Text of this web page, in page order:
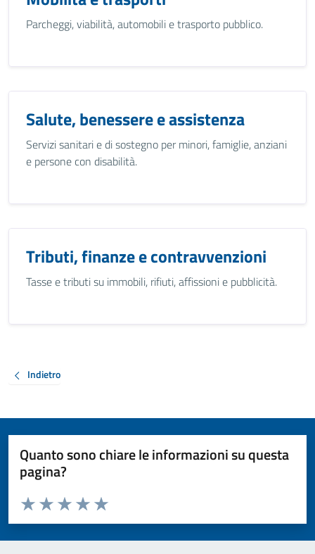
Parcheggi, viabilità, automobili e trasporto pubblico.
Salute, benessere e assistenza
Servizi sanitari e di sostegno per minori, famiglie, anziani
e persone con disabilità.
Tributi, finanze e contravvenzioni
Tasse e tributi su immobili, rifiuti, affissioni e pubblicità.
Indietro
Quanto sono chiare le informazioni su questa
pagina?
Valuta da 1 a 5 stelle la pagina
Valuta 5 stelle su 5
Valuta 4 stelle su 5
Valuta 3 stelle su 5
Valuta 2 stelle su 5
Valuta 1 stelle su 5